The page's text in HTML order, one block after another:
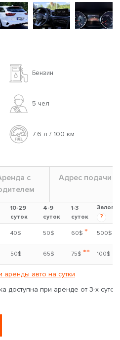
Бензин
5 чел
7.6 л / 100 км
с
Адрес подачи
10-29
суток
4-9
суток
1-3
суток
Залог
?
40$ 50$ 60$ * 500$
50$ 65$ 75$ ** 100$
аренды авто на сутки
доступна при аренде от 3-х суток